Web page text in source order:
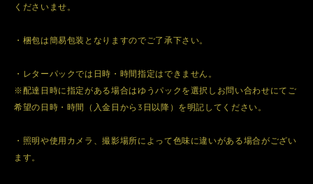
くださいませ。
・梱包は簡易包装となりますのでご了承下さい。
・レターパックでは日時・時間指定はできません。
※配達日時に指定がある場合はゆうパックを選択しお問い合わせにてご
希望の日時・時間（入金日から3日以降）を明記してください。
・照明や使用カメラ、撮影場所によって色味に違いがある場合がござい
ます。